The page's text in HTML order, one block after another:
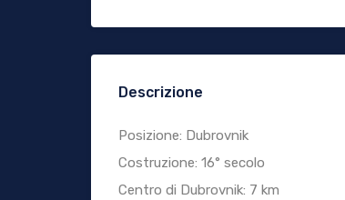
Descrizione
Posizione: Dubrovnik
Costruzione: 16° secolo
Centro di Dubrovnik: 7 km